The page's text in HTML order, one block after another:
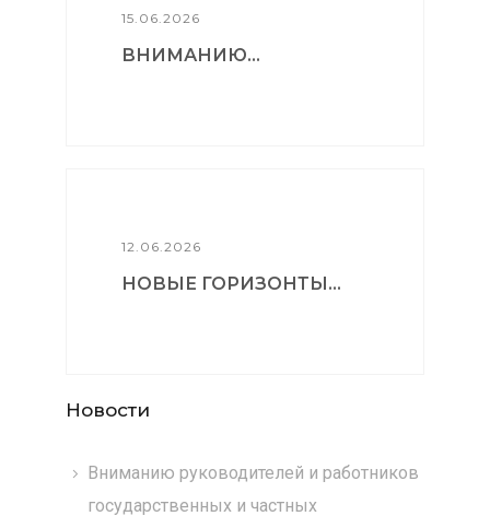
15.06.2026
ВНИМАНИЮ...
12.06.2026
НОВЫЕ ГОРИЗОНТЫ...
Новости
Вниманию руководителей и работников
государственных и частных